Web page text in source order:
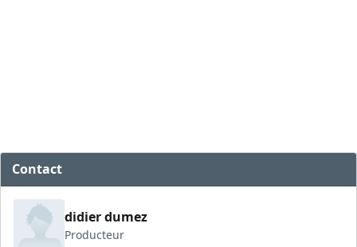
Contact
didier dumez
Producteur